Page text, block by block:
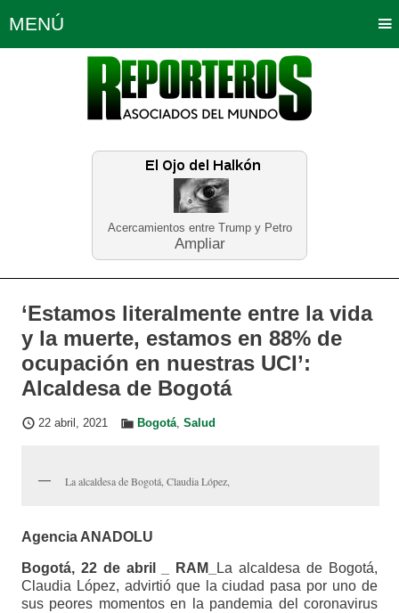
Acercamientos entre Trump y Petro
Ampliar
MENÚ
Política Opinión Bogotá
Planeta Tierra Deportes
Educación Neira
‘Estamos literalmente entre la vida
y la muerte, estamos en 88% de
ocupación en nuestras UCI’:
Alcaldesa de Bogotá
22 abril, 2021 Bogotá, Salud
La alcaldesa de Bogotá, Claudia López,
Agencia ANADOLU
Bogotá, 22 de abril _ RAM_ La alcaldesa de Bogotá,
Claudia López, advirtió que la ciudad pasa por uno de
sus peores momentos en la pandemia del coronavirus